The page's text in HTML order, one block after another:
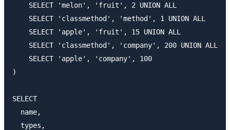
    SELECT 'melon', 'fruit', 2 UNION ALL
    SELECT 'classmethod', 'method', 1 UNION ALL
    SELECT 'apple', 'fruit', 15 UNION ALL
    SELECT 'classmethod', 'company', 200 UNION ALL
    SELECT 'apple', 'company', 100
)
SELECT
  name,
  types,